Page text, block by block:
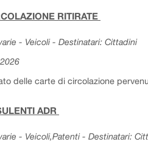
RITIRATE
- Veicoli - Destinatari: Cittadini
delle carte di circolazione
ADR
- Veicoli,Patenti - Destinatari: